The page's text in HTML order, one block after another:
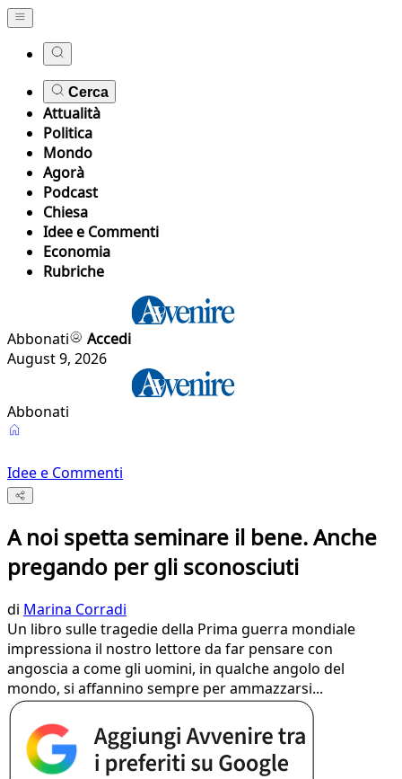
Cerca
Attualità
Politica
Mondo
Agorà
Podcast
Chiesa
Idee e Commenti
Economia
Rubriche
Abbonati
Accedi
August 9, 2026
Abbonati
Idee e Commenti
A noi spetta seminare il bene. Anche
pregando per gli sconosciuti
di Marina Corradi
Un libro sulle tragedie della Prima guerra mondiale
impressiona il nostro lettore da far pensare con
angoscia a come gli uomini, in qualche angolo del
mondo, si affannino sempre per ammazzarsi...